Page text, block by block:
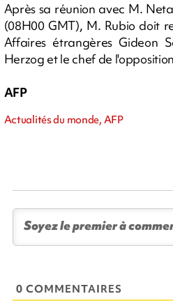
Après sa réunion avec M.
(08H00 GMT), M. Rubio doit
Affaires étrangères Gideon
Herzog et le chef de
AFP
Actualités du monde, AFP
0 COMMENTAIRES